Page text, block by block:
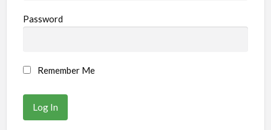
Password
Remember Me